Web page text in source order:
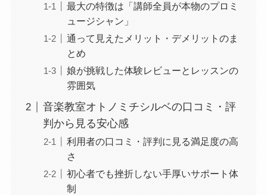
最大の特徴は「講師全員が本物のプロミ
ュージシャン」
通って見えたメリット・デメリットのま
とめ
娘が挑戦した体験レビューとレッスンの
雰囲気
音楽教室オトノミチシルベの口コミ・評
判から見る安心感
利用者の口コミ・評判に見る満足度の高
さ
初心者でも挫折しない手厚いサポート体
制